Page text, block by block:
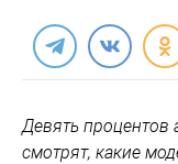
Девять процентов
смотрят, какие